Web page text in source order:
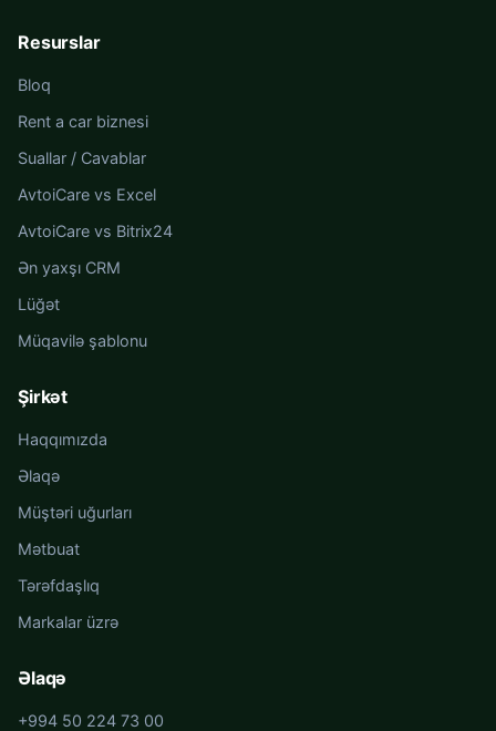
Resurslar
Bloq
Rent a car biznesi
Suallar / Cavablar
AvtoiCare vs Excel
AvtoiCare vs Bitrix24
Ən yaxşı CRM
Lüğət
Müqavilə şablonu
Şirkət
Haqqımızda
Əlaqə
Müştəri uğurları
Mətbuat
Tərəfdaşlıq
Markalar üzrə
Əlaqə
+994 50 224 73 00